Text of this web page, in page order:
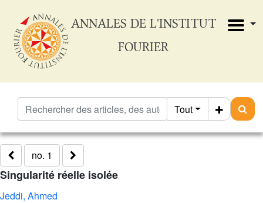
ANNALES DE L'INSTITUT
FOURIER
Tout
no. 1
Singularité réelle isolée
Jeddi, Ahmed